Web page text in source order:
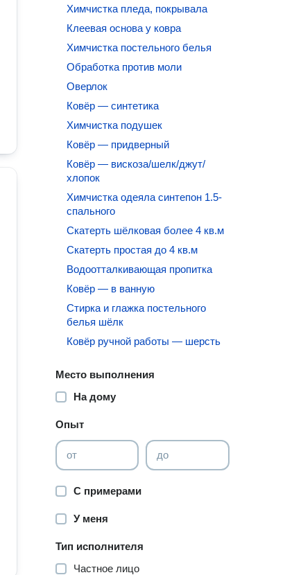
Химчистка пледа, покрывала
Клеевая основа у ковра
Химчистка постельного белья
Обработка против моли
Оверлок
Ковёр — синтетика
Химчистка подушек
Ковёр — придверный
Ковёр — вискоза/шелк/джут/
хлопок
Химчистка одеяла синтепон 1.5-
спального
Скатерть шёлковая более 4 кв.м
Скатерть простая до 4 кв.м
Водоотталкивающая пропитка
Ковёр — в ванную
Стирка и глажка постельного
белья шёлк
Ковёр ручной работы — шерсть
Место выполнения
На дому
Опыт
от до
С примерами
У меня
Тип исполнителя
Частное лицо